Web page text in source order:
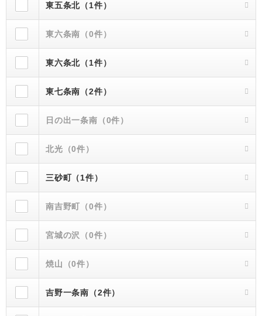
東五条北（1件）
東六条南（0件）
東六条北（1件）
東七条南（2件）
日の出一条南（0件）
北光（0件）
三砂町（1件）
南吉野町（0件）
宮城の沢（0件）
焼山（0件）
吉野一条南（2件）